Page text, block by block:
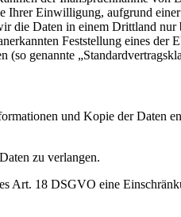
Ihrer Einwilligung, aufgrund
die Daten in einem Drittland nur
Feststellung eines der
genannte
und Kopie der Daten
zu verlangen.
Art. 18 DSGVO eine